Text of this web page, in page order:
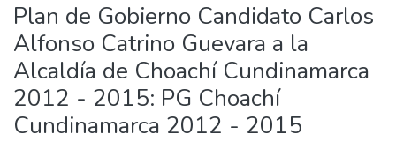
Plan de Gobierno Candidato Carlos
Alfonso Catrino Guevara a la
Alcaldía de Choachí Cundinamarca
2012 - 2015: PG Choachí
Cundinamarca 2012 - 2015